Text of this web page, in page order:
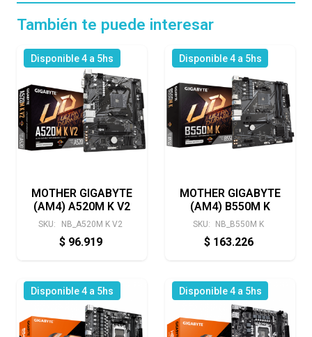
También te puede interesar
Disponible 4 a 5hs
MOTHER GIGABYTE
(AM4) A520M K V2
SKU: NB_A520M K V2
$ 96.919
Disponible 4 a 5hs
MOTHER GIGABYTE
(AM4) B550M K
SKU: NB_B550M K
$ 163.226
Disponible 4 a 5hs Disponible 4 a 5hs